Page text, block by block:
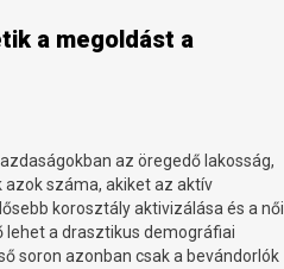
a megoldást a
az öregedő lakosság,
száma, akiket az aktív
korosztály aktivizálása és a női
lehet a drasztikus demográfiai
soron azonban csak a bevándorlók